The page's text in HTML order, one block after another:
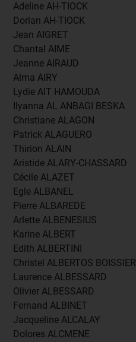
Adeline AH-TIOCK
Dorian AH-TIOCK
Jean AIGRET
Chantal AIME
Jeanne AIRAUD
Alma AIRY
Lydie AIT HAMOUDA
Ilyanna AL ANBAGI BESKA
Christiane ALAGON
Patrick ALAGUERO
Thirion ALAIN
Aristide ALARY-CHASSARD
Cécile ALAZET
Egle ALBANEL
Pierre ALBAREDE
Arlette ALBENESIUS
Karine ALBERT
Edith ALBERTINI
Christel ALBERTOS BOISSIER
Laurence ALBESSARD
Olivier ALBESSARD
Fernand ALBINET
Jacqueline ALCALAY
Dolores ALCMENE